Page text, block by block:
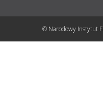
© Narodowy Instytut